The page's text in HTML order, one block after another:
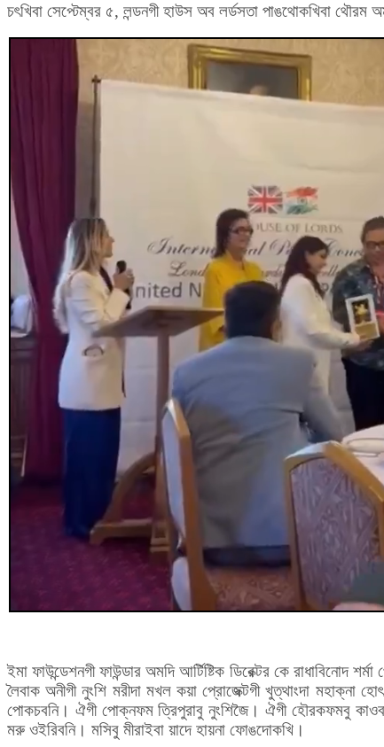
চৎখিবা সেপ্টেম্বর ৫, লন্ডনগী হাউস অব লর্ডসতা পাঙথোকখিবা থৌরম
ইমা ফাউন্ডেশনগী ফাউন্ডার অমদি আর্টিষ্টিক ডিরেক্টর কে
লৈবাক অনীগী নুংশি মরীদা মখল কয়া প্রোজেক্টগী খুত্থাংদা মহাক্না
পোকচবনি। ঐগী পোক্নফম ত্রিপুরাবু নুংশিজৈ। ঐগী হৌরকফমবু কাওবা
মরু ওইরিবনি। মসিবু মীরাইবা য়াদে হায়না ফোঙদোকখি।